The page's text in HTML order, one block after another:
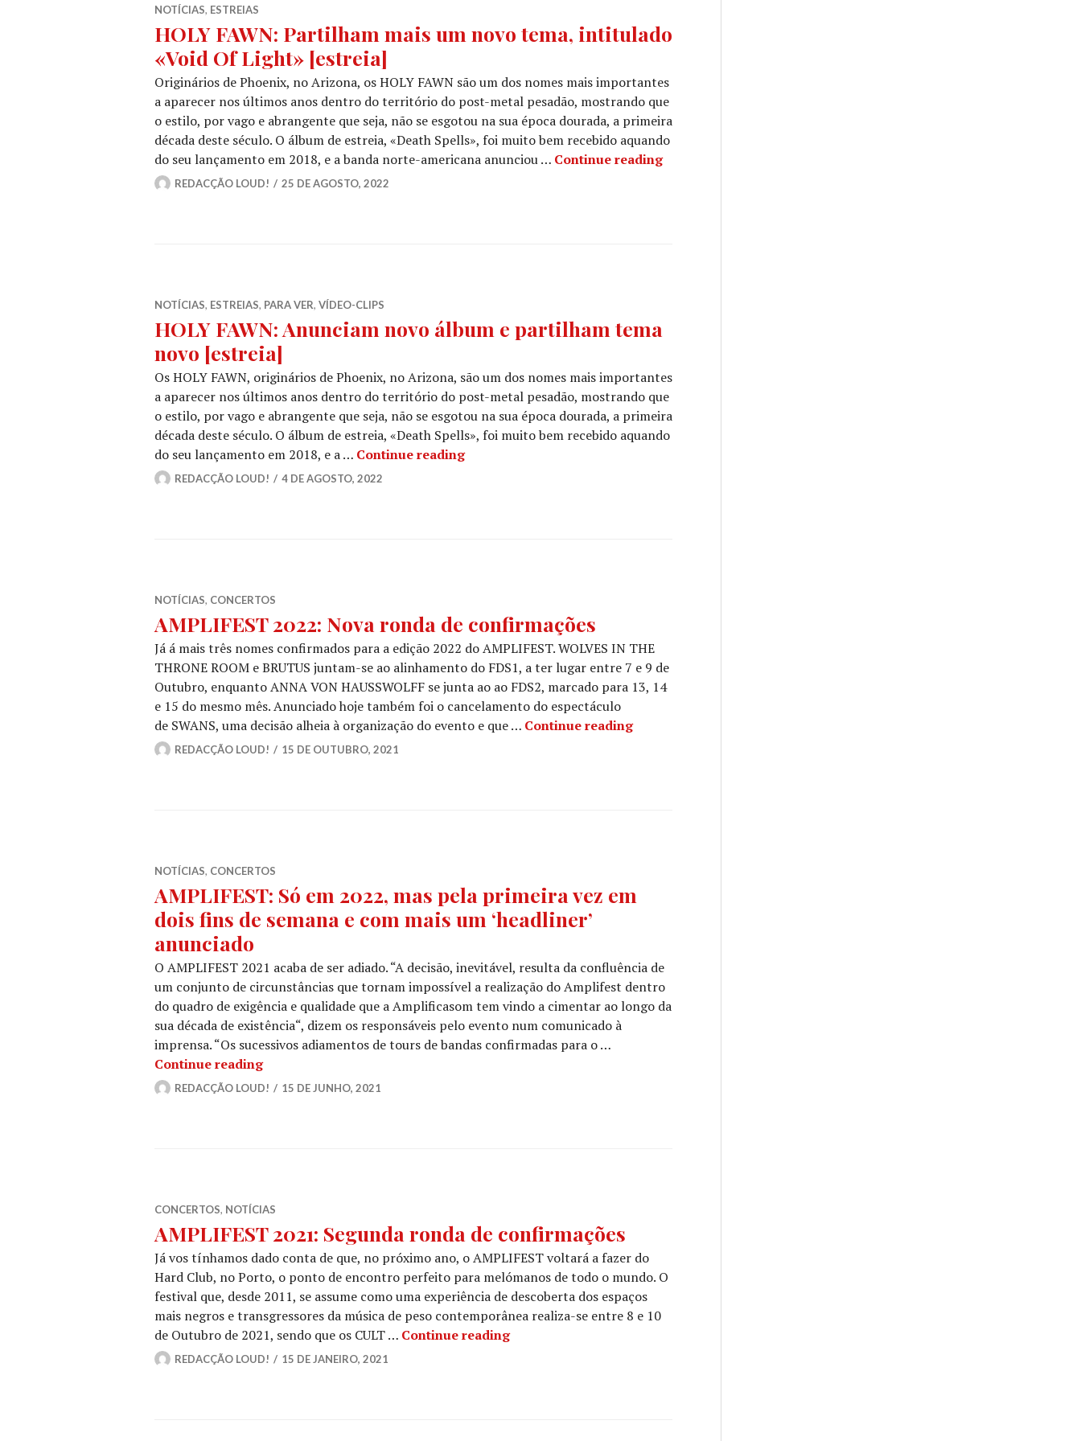
NOTÍCIAS, ESTREIAS
HOLY FAWN: Partilham mais um novo tema, intitulado
«Void Of Light» [estreia]
Originários de Phoenix, no Arizona, os HOLY FAWN são um dos nomes mais importantes
a aparecer nos últimos anos dentro do território do post-metal pesadão, mostrando que
o estilo, por vago e abrangente que seja, não se esgotou na sua época dourada, a primeira
década deste século. O álbum de estreia, «Death Spells», foi muito bem recebido aquando
do seu lançamento em 2018, e a banda norte-americana anunciou … Continue readingHOLY FAWN: Partilham mais um novo tema, intitulado «Void Of
REDACÇÃO LOUD! 25 DE AGOSTO, 2022
NOTÍCIAS, ESTREIAS, PARA VER, VÍDEO-CLIPS
HOLY FAWN: Anunciam novo álbum e partilham tema
novo [estreia]
Os HOLY FAWN, originários de Phoenix, no Arizona, são um dos nomes mais importantes
a aparecer nos últimos anos dentro do território do post-metal pesadão, mostrando que
o estilo, por vago e abrangente que seja, não se esgotou na sua época dourada, a primeira
década deste século. O álbum de estreia, «Death Spells», foi muito bem recebido aquando
do seu lançamento em 2018, e a … Continue readingHOLY FAWN: Anunciam novo álbum e partilham tema novo [estreia]
REDACÇÃO LOUD! 4 DE AGOSTO, 2022
NOTÍCIAS, CONCERTOS
AMPLIFEST 2022: Nova ronda de confirmações
Já á mais três nomes confirmados para a edição 2022 do AMPLIFEST. WOLVES IN THE
THRONE ROOM e BRUTUS juntam-se ao alinhamento do FDS1, a ter lugar entre 7 e 9 de
Outubro, enquanto ANNA VON HAUSSWOLFF se junta ao ao FDS2, marcado para 13, 14
e 15 do mesmo mês. Anunciado hoje também foi o cancelamento do espectáculo
de SWANS, uma decisão alheia à organização do evento e que … Continue readingAMPLIFEST 2022: Nova ronda de confirmações
REDACÇÃO LOUD! 15 DE OUTUBRO, 2021
NOTÍCIAS, CONCERTOS
AMPLIFEST: Só em 2022, mas pela primeira vez em
dois fins de semana e com mais um ‘headliner’
anunciado
O AMPLIFEST 2021 acaba de ser adiado. “A decisão, inevitável, resulta da confluência de
um conjunto de circunstâncias que tornam impossível a realização do Amplifest dentro
do quadro de exigência e qualidade que a Amplificasom tem vindo a cimentar ao longo da
sua década de existência“, dizem os responsáveis pelo evento num comunicado à
imprensa. “Os sucessivos adiamentos de tours de bandas confirmadas para o …
Continue readingAMPLIFEST: Só em 2022, mas pela primeira vez em dois fins de semana e com mais um ‘headliner’ anunciado
REDACÇÃO LOUD! 15 DE JUNHO, 2021
CONCERTOS, NOTÍCIAS
AMPLIFEST 2021: Segunda ronda de confirmações
Já vos tínhamos dado conta de que, no próximo ano, o AMPLIFEST voltará a fazer do
Hard Club, no Porto, o ponto de encontro perfeito para melómanos de todo o mundo. O
festival que, desde 2011, se assume como uma experiência de descoberta dos espaços
mais negros e transgressores da música de peso contemporânea realiza-se entre 8 e 10
de Outubro de 2021, sendo que os CULT … Continue readingAMPLIFEST 2021: Segunda ronda de confirmações
REDACÇÃO LOUD! 15 DE JANEIRO, 2021